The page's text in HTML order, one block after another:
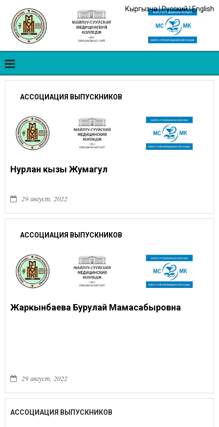
Кыргызча|Русский|English
АССОЦИАЦИЯ ВЫПУСКНИКОВ
Нурлан кызы Жумагул
29 август, 2022
АССОЦИАЦИЯ ВЫПУСКНИКОВ
Жаркынбаева Бурулай Мамасабыровна
29 август, 2022
АССОЦИАЦИЯ ВЫПУСКНИКОВ